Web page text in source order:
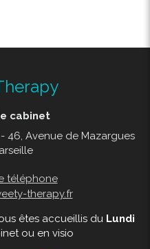
cabinet
46, Avenue de Mazargues
téléphone
therapy.fr
êtes accueillis du Lundi
ou en visio